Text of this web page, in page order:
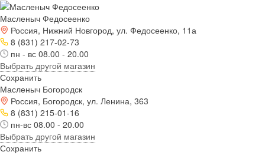
Масленыч Федосеенко
Россия, Нижний Новгород, ул. Федосеенко, 11а
8 (831) 217-02-73
пн - вс 08.00 - 20.00
Выбрать другой магазин
Сохранить
Масленыч Богородск
Россия, Богородск, ул. Ленина, 363
8 (831) 215-01-16
пн-вс 08.00 - 20.00
Выбрать другой магазин
Сохранить